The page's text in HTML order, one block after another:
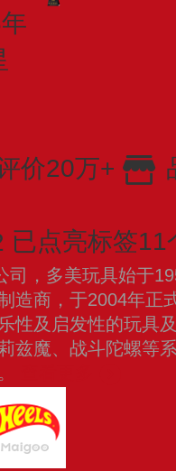
价20万+
已点亮标签11
司，多美玩具始于
造商，于2004年正
性及启发性的玩具
兹魔、战斗陀螺等